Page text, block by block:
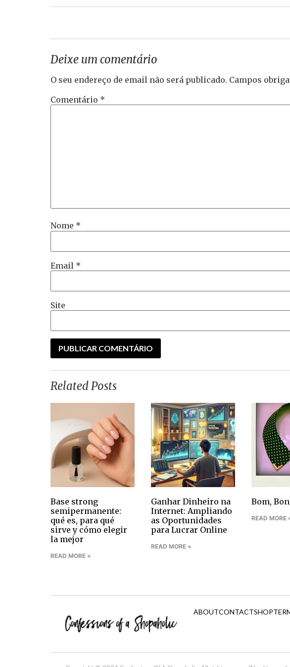
Deixe um comentário
O seu endereço de email não será publicado. Campos
Comentário *
Nome *
Email *
Site
Related Posts
Base strong
semipermanente:
qué es, para qué
sirve y cómo elegir
la mejor
READ MORE »
Ganhar Dinheiro na
Internet: Ampliando
as Oportunidades
para Lucrar Online
READ MORE »
Bom,
READ MORE
ABOUTCONTACTSHOP